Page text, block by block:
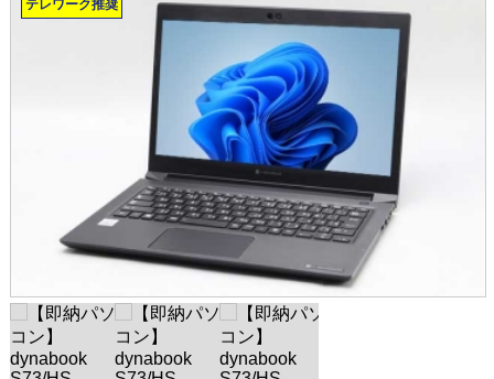
テレワーク推奨